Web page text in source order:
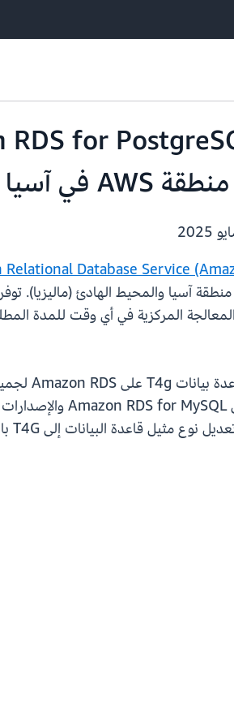
Relational Database Service
المركزية في أي وقت للمدة